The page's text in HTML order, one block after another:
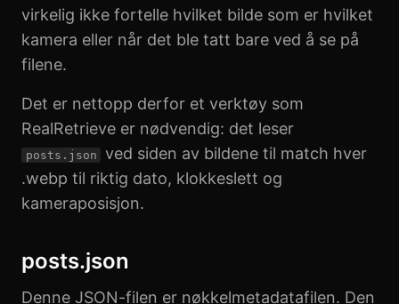
virkelig ikke fortelle hvilket bilde som er hvilket
kamera eller når det ble tatt bare ved å se på
filene.
Det er nettopp derfor et verktøy som
RealRetrieve er nødvendig: det leser
posts.json
ved siden av bildene til match hver
.webp til riktig dato, klokkeslett og
kameraposisjon.
posts.json
Denne JSON-filen er nøkkelmetadatafilen. Den